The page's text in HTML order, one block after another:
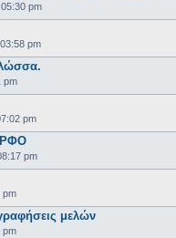
pm
pm
pm
pm
pm
pm
μελών
pm